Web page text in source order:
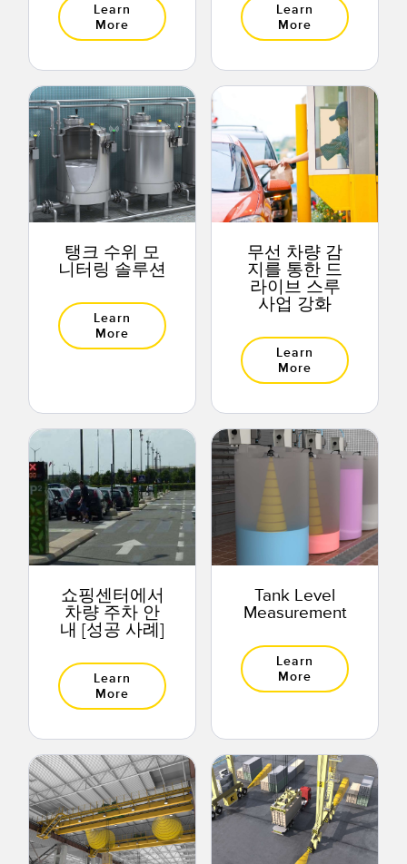
Learn
More
Learn
More
탱크 수위 모
니터링 솔루션
Learn
More
무선 차량 감
지를 통한 드
라이브 스루
사업 강화
Learn
More
쇼핑센터에서
차량 주차 안
내 [성공 사례]
Learn
More
Tank Level
Measurement
Learn
More